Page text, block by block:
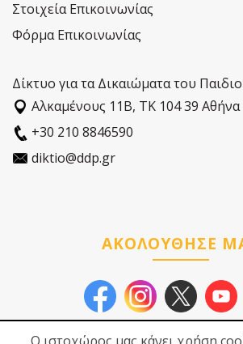
Στοιχεία Επικοινωνίας
Φόρμα Επικοινωνίας
Δίκτυο για τα Δικαιώματα του
Αλκαµένους 11Β, ΤΚ 104 39 Αθήνα
+30 210 8846590
diktio@ddp.gr
ΑΚΟΛΟΥΘΗΣΕ